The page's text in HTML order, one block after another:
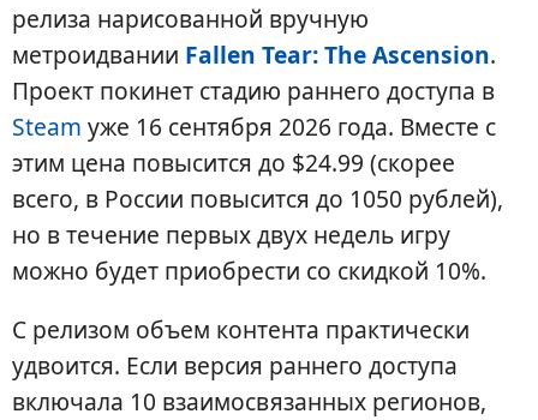
релиза нарисованной вручную
метроидвании Fallen Tear: The Ascension.
Проект покинет стадию раннего доступа в
Steam уже 16 сентября 2026 года. Вместе с
этим цена повысится до $24.99 (скорее
всего, в России повысится до 1050 рублей),
но в течение первых двух недель игру
можно будет приобрести со скидкой 10%.
С релизом объем контента практически
удвоится. Если версия раннего доступа
включала 10 взаимосвязанных регионов,